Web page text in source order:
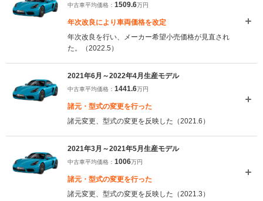
中古車平均価格： 1509.6万円
年次改良により車両価格を改定
年次改良を行い、メーカー希望小売価格が見直され
た。（2022.5）
2021年6月～2022年4月生産モデル
中古車平均価格： 1441.6万円
諸元・型式の変更を行った
諸元変更、型式の変更を反映した（2021.6）
2021年3月～2021年5月生産モデル
中古車平均価格： 1006万円
諸元・型式の変更を行った
諸元変更、型式の変更を反映した（2021.3）